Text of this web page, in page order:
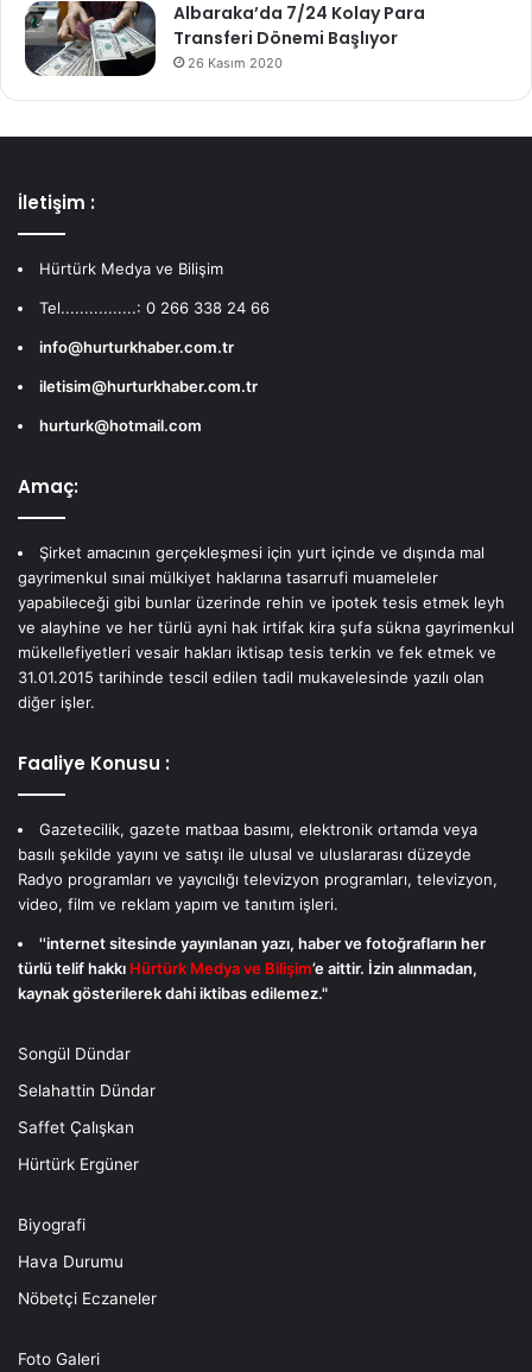
Albaraka’da 7/24 Kolay Para
Transferi Dönemi Başlıyor
26 Kasım 2020
İletişim :
Hürtürk Medya ve Bilişim
Tel................: 0 266 338 24 66
info@hurturkhaber.com.tr
iletisim@hurturkhaber.com.tr
hurturk@hotmail.com
Amaç:
Şirket amacının gerçekleşmesi için yurt içinde ve dışında mal
gayrimenkul sınai mülkiyet haklarına tasarrufi muameleler
yapabileceği gibi bunlar üzerinde rehin ve ipotek tesis etmek leyh
ve alayhine ve her türlü ayni hak irtifak kira şufa sükna gayrimenkul
mükellefiyetleri vesair hakları iktisap tesis terkin ve fek etmek ve
31.01.2015 tarihinde tescil edilen tadil mukavelesinde yazılı olan
diğer işler.
Faaliye Konusu :
Gazetecilik, gazete matbaa basımı, elektronik ortamda veya
basılı şekilde yayını ve satışı ile ulusal ve uluslararası düzeyde
Radyo programları ve yayıcılığı televizyon programları, televizyon,
video, film ve reklam yapım ve tanıtım işleri.
''internet sitesinde yayınlanan yazı, haber ve fotoğrafların her
türlü telif hakkı Hürtürk Medya ve Bilişim’e aittir. İzin alınmadan,
kaynak gösterilerek dahi iktibas edilemez."
Songül Dündar
Selahattin Dündar
Saffet Çalışkan
Hürtürk Ergüner
Biyografi
Hava Durumu
Nöbetçi Eczaneler
Foto Galeri